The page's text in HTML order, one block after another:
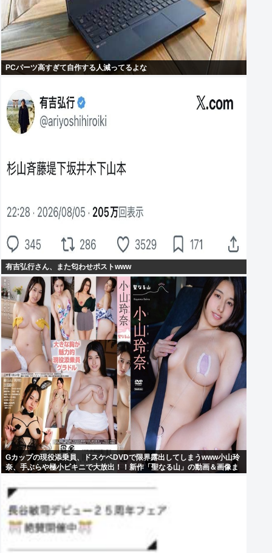
PCパーツ高すぎて自作する人減ってるよな
有吉弘行さん、また匂わせポストwww
Gカップの現役添乗員、ドスケベDVDで限界露出してしまうwww小山玲
奈、手ぶらや極小ビキニで大放出！！新作「聖なる山」の動画＆画像ま